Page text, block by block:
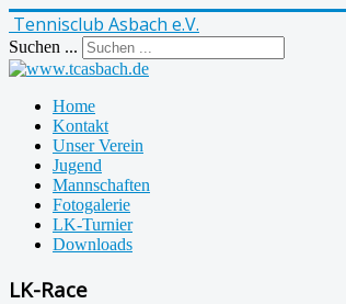
Tennisclub Asbach e.V.
Suchen ...
Home
Kontakt
Unser Verein
Jugend
Mannschaften
Fotogalerie
LK-Turnier
Downloads
LK-Race